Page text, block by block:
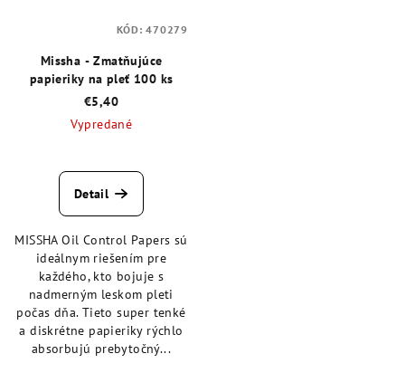
Missha - Zmatňujúce
papieriky na pleť 100 ks
€5,40
Vypredané
hodnotenie
produktu
z
5
hviezdičiek.
Detail
MISSHA Oil Control Papers sú
ideálnym riešením pre
každého, kto bojuje s
nadmerným leskom pleti
počas dňa. Tieto super tenké
a diskrétne papieriky rýchlo
absorbujú prebytočný...
KÓD:470279